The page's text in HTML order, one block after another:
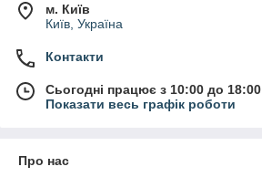
м. Київ
Київ, Україна
Контакти
Сьогодні працює з 10:00 до 18:00
Показати весь графік роботи
Про нас